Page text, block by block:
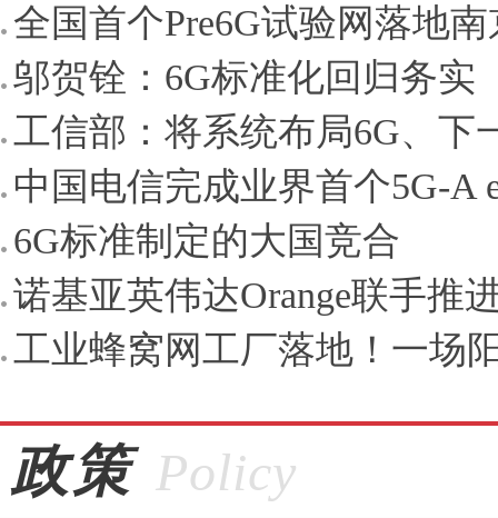
全国首个Pre6G试验网落地南
邬贺铨：6G标准化回归务实
工信部：将系统布局6G、下
中国电信完成业界首个5G-A
6G标准制定的大国竞合
诺基亚英伟达Orange联手推
工业蜂窝网工厂落地！一场
政策 Policy